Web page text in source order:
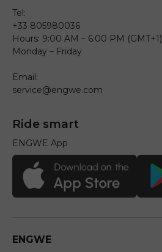
Tel:
+33 805980036
Hours: 9:00 AM – 6:00 PM (GMT+1)
Monday – Friday
Email:
service@engwe.com
Ride smart
ENGWE App
ENGWE